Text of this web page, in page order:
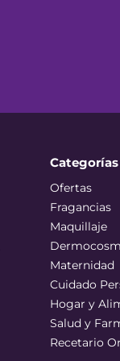
Categorías
Ofertas
Fragancias
Maquillaje
Maternidad
Cuidado
Hogar y
Salud y
Recetario